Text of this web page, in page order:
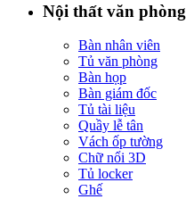
Nội thất văn phòng
Bàn nhân viên
Tủ văn phòng
Bàn họp
Bàn giám đốc
Tủ tài liệu
Quầy lễ tân
Vách ốp tường
Chữ nổi 3D
Tủ locker
Ghế